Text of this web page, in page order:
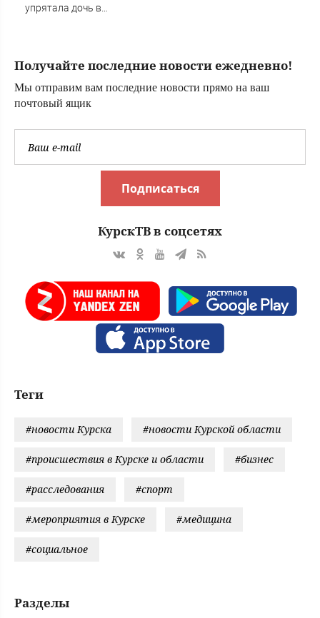
упрятала дочь в
Получайте последние новости ежедневно!
Мы отправим вам последние новости прямо на ваш
почтовый ящик
Подписаться
КурскТВ в соцсетях
Теги
#новости Курска #новости Курской области
#происшествия в Курске и области #бизнес
#расследования #спорт
#мероприятия в Курске #медицина
#социальное
Разделы